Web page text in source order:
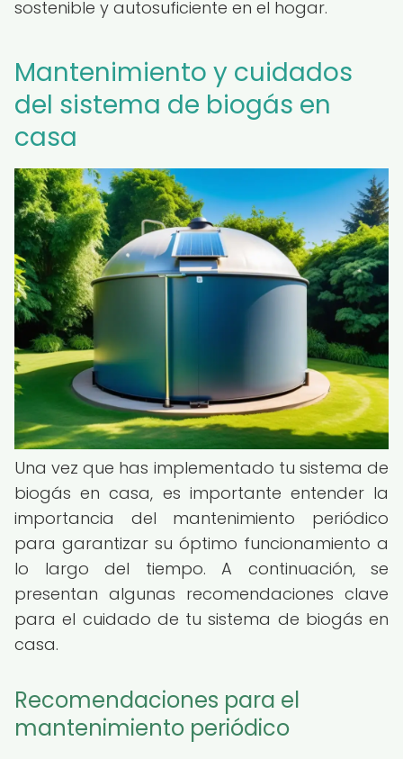
sostenible y autosuficiente en el hogar.
Mantenimiento y cuidados
del sistema de biogás en
casa
Una vez que has implementado tu sistema de
biogás en casa, es importante entender la
importancia del mantenimiento periódico
para garantizar su óptimo funcionamiento a
lo largo del tiempo. A continuación, se
presentan algunas recomendaciones clave
para el cuidado de tu sistema de biogás en
casa.
Recomendaciones para el
mantenimiento periódico